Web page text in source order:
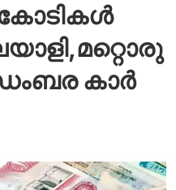
കോടികൾ
കാര്‍